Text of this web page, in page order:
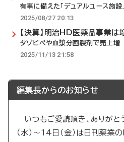
有事に備えた「デュアルユース施設」
2025/08/27 20:13
【決算】明治HD医薬品事業は
タゾピペや血漿分画製剤で売上増
2025/11/13 21:58
編集長からのお知らせ
いつもご愛読頂き、ありがと
（水）～14日（金）は日刊薬業